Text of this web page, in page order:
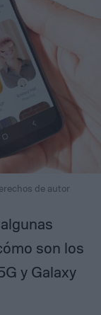
de autor
son los
y Galaxy